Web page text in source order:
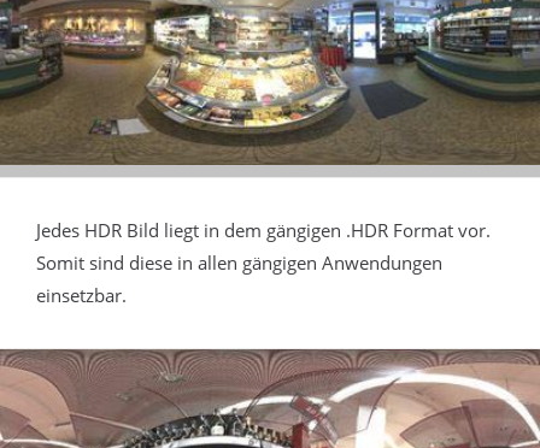
Jedes HDR Bild liegt in dem gängigen .HDR Format vor.
Somit sind diese in allen gängigen Anwendungen
einsetzbar.